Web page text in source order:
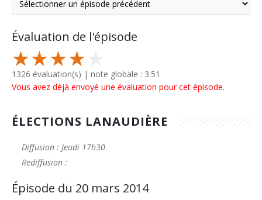
Évaluation de l'épisode
1326 évaluation(s) | note globale : 3.51
Vous avez déjà envoyé une évaluation pour cet épisode.
ÉLECTIONS LANAUDIÈRE
Diffusion : Jeudi 17h30
Rediffusion :
Épisode du 20 mars 2014